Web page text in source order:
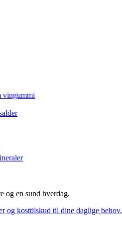
vingummi
og en sund hverdag.
og kosttilskud til dine daglige behov.